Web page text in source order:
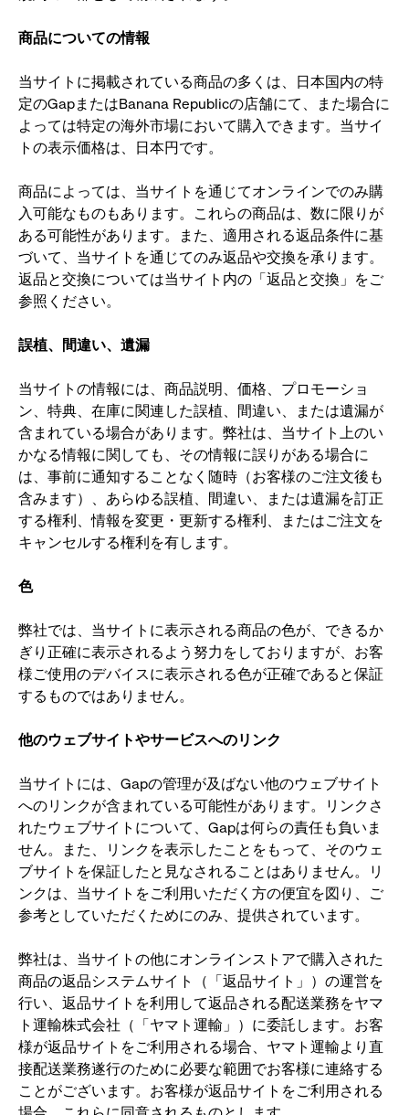
商品についての情報
当サイトに掲載されている商品の多くは、日本国内の特
定のGapまたはBanana Republicの店舗にて、また場合に
よっては特定の海外市場において購入できます。当サイ
トの表示価格は、日本円です。
商品によっては、当サイトを通じてオンラインでのみ購
入可能なものもあります。これらの商品は、数に限りが
ある可能性があります。また、適用される返品条件に基
づいて、当サイトを通じてのみ返品や交換を承ります。
返品と交換については当サイト内の「返品と交換」をご
参照ください。
誤植、間違い、遺漏
当サイトの情報には、商品説明、価格、プロモーショ
ン、特典、在庫に関連した誤植、間違い、または遺漏が
含まれている場合があります。弊社は、当サイト上のい
かなる情報に関しても、その情報に誤りがある場合に
は、事前に通知することなく随時（お客様のご注文後も
含みます）、あらゆる誤植、間違い、または遺漏を訂正
する権利、情報を変更・更新する権利、またはご注文を
キャンセルする権利を有します。
色
弊社では、当サイトに表示される商品の色が、できるか
ぎり正確に表示されるよう努力をしておりますが、お客
様ご使用のデバイスに表示される色が正確であると保証
するものではありません。
他のウェブサイトやサービスへのリンク
当サイトには、Gapの管理が及ばない他のウェブサイト
へのリンクが含まれている可能性があります。リンクさ
れたウェブサイトについて、Gapは何らの責任も負いま
せん。また、リンクを表示したことをもって、そのウェ
ブサイトを保証したと見なされることはありません。リ
ンクは、当サイトをご利用いただく方の便宜を図り、ご
参考としていただくためにのみ、提供されています。
弊社は、当サイトの他にオンラインストアで購入された
商品の返品システムサイト（「返品サイト」）の運営を
行い、返品サイトを利用して返品される配送業務をヤマ
ト運輸株式会社（「ヤマト運輸」）に委託します。お客
様が返品サイトをご利用される場合、ヤマト運輸より直
接配送業務遂行のために必要な範囲でお客様に連絡する
ことがございます。お客様が返品サイトをご利用される